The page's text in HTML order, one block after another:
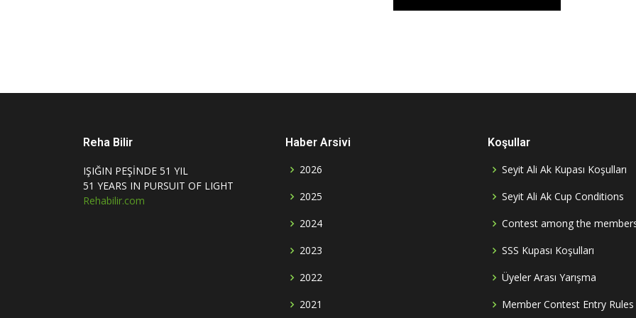
Reha Bilir
IŞIĞIN PEŞİNDE 51 YIL
51 YEARS IN PURSUIT OF LIGHT
Rehabilir.com
Haber Arsivi
2026
2025
2024
2023
2022
2021
Koşullar
Seyit Ali Ak Kupası Koşulları
Seyit Ali Ak Cup Conditions
Contest among the
SSS Kupası Koşulları
Üyeler Arası Yarışma
Member Contest Entry Rules